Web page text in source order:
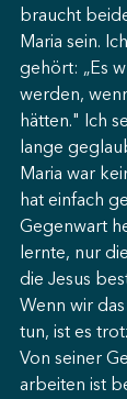
braucht
Maria sein.
gehört: „Es
werden,
hätten." Ich
lange
Maria war
hat einfach
Gegenwart
lernte, nur
die Jesus
Wenn wir
tun, ist es
Von seiner
arbeiten ist